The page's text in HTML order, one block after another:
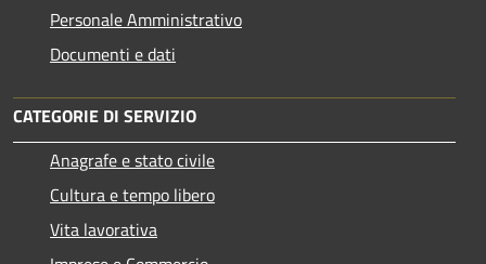
Personale Amministrativo
Documenti e dati
CATEGORIE DI SERVIZIO
Anagrafe e stato civile
Cultura e tempo libero
Vita lavorativa